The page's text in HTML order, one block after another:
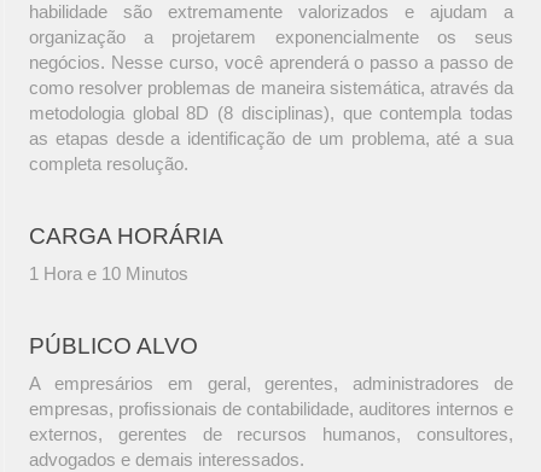
habilidade são extremamente valorizados e ajudam a
organização a projetarem exponencialmente os seus
negócios. Nesse curso, você aprenderá o passo a passo de
como resolver problemas de maneira sistemática, através da
metodologia global 8D (8 disciplinas), que contempla todas
as etapas desde a identificação de um problema, até a sua
completa resolução.
CARGA HORÁRIA
1 Hora e 10 Minutos
PÚBLICO ALVO
A empresários em geral, gerentes, administradores de
empresas, profissionais de contabilidade, auditores internos e
externos, gerentes de recursos humanos, consultores,
advogados e demais interessados.